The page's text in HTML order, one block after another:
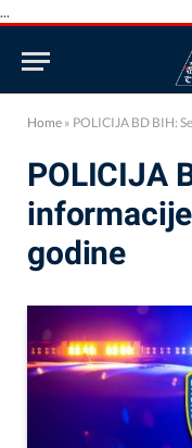
...
Home » POLICIJA BD BIH:
POLICIJA
godine